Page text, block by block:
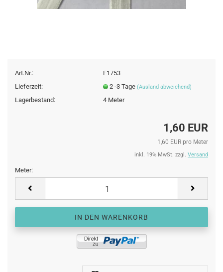
Art.Nr.:
F1753
Lieferzeit:
2 -3 Tage (Ausland abweichend)
Lagerbestand: 4 Meter
1,60 EUR
1,60 EUR pro Meter
inkl. 19% MwSt. zzgl. Versand
Meter: